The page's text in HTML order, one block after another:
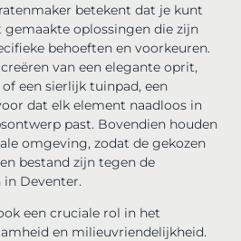
betekent dat je kunt
oplossingen die zijn
behoeften en voorkeuren.
van een elegante oprit,
een sierlijk tuinpad, een
dat elk element naadloos in
past. Bovendien houden
omgeving, zodat de gekozen
bestand zijn tegen de
Deventer.
een cruciale rol in het
en milieuvriendelijkheid.